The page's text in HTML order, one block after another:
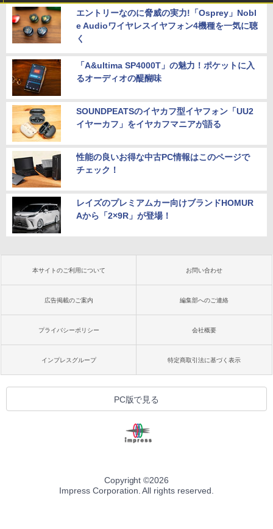
エントリーなのに脅威の実力!「Osprey」Nobl
e Audioワイヤレスイヤフォン4機種を一気に聴
く
「A&ultima SP4000T」の魅力！ポケットに入
るオーディオの醍醐味
SOUNDPEATSのイヤカフ型イヤフォン「UU2
イヤーカフ」をイヤカフマニアが語る
性能の良いお得な中古PC情報はこのページで
チェック！
レイズのプレミアムカー向けブランドHOMUR
Aから「2×9R」が登場！
本サイトのご利用について お問い合わせ
広告掲載のご案内 編集部へのご連絡
プライバシーポリシー 会社概要
インプレスグループ 特定商取引法に基づく表示
PC版で見る
Copyright ©2026
Impress Corporation. All rights reserved.